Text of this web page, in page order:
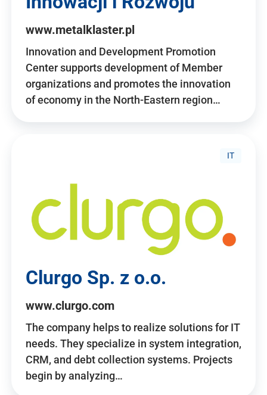
www.metalklaster.pl
Innovation and Development Promotion
Center supports development of Member
organizations and promotes the innovation
of economy in the North-Eastern region…
IT
Clurgo Sp. z o.o.
www.clurgo.com
The company helps to realize solutions for IT
needs. They specialize in system integration,
CRM, and debt collection systems. Projects
begin by analyzing…